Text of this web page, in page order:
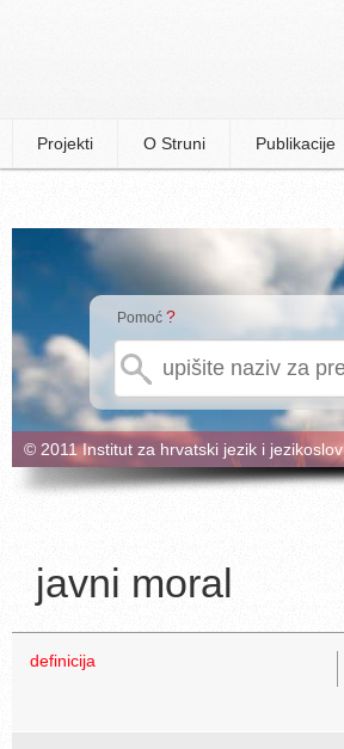
Projekti O Struni Publikacije
Pomoć ?
© 2011 Institut za hrvatski jezik i
javni moral
definicija